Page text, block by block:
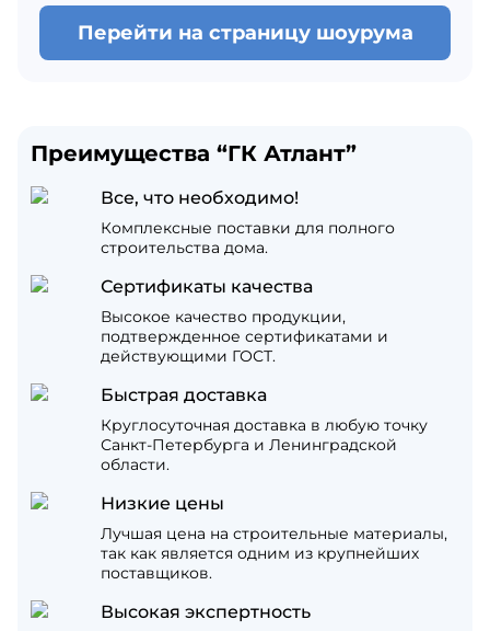
Перейти на страницу шоурума
Преимущества “ГК Атлант”
Все, что необходимо!
Комплексные поставки для полного
строительства дома.
Сертификаты качества
Высокое качество продукции,
подтвержденное сертификатами и
действующими ГОСТ.
Быстрая доставка
Круглосуточная доставка в любую точку
Санкт-Петербурга и Ленинградской
области.
Низкие цены
Лучшая цена на строительные материалы,
так как является одним из крупнейших
поставщиков.
Высокая экспертность